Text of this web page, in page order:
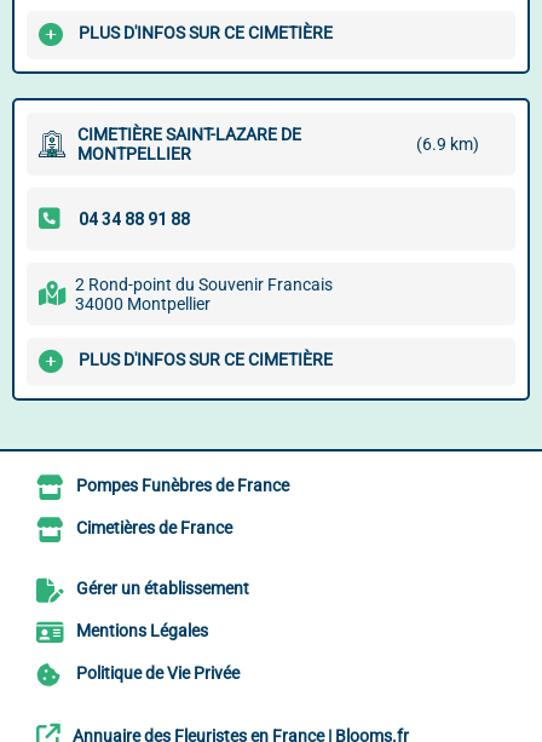
PLUS D'INFOS SUR CE CIMETIÈRE
CIMETIÈRE SAINT-LAZARE DE
MONTPELLIER
(6.9 km)
2 Rond-point du Souvenir Francais
34000 Montpellier
PLUS D'INFOS SUR CE CIMETIÈRE
Pompes Funèbres de France
Cimetières de France
Gérer un établissement
Mentions Légales
Politique de Vie Privée
Annuaire des Fleuristes en France | Blooms.fr